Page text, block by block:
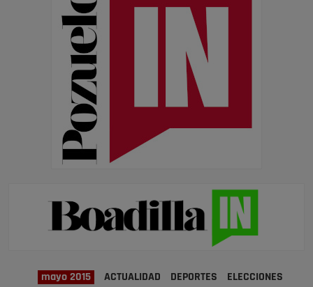
mayo 2015 ACTUALIDAD DEPORTES ELECCIONES